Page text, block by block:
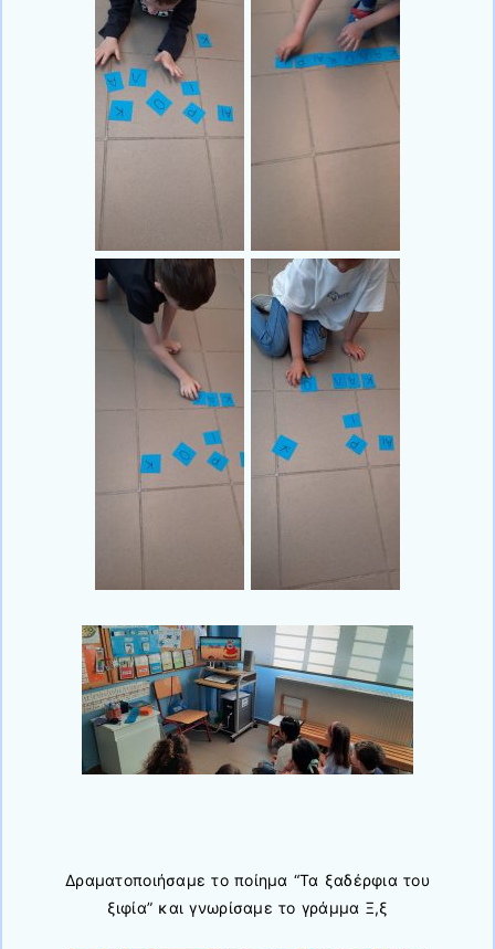
Δραματοποιήσαμε το ποίημα “Τα ξαδέρφια του
ξιφία” και γνωρίσαμε το γράμμα Ξ,ξ